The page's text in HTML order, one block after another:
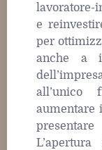
lavoratore-
e
per
anche a
aumentare